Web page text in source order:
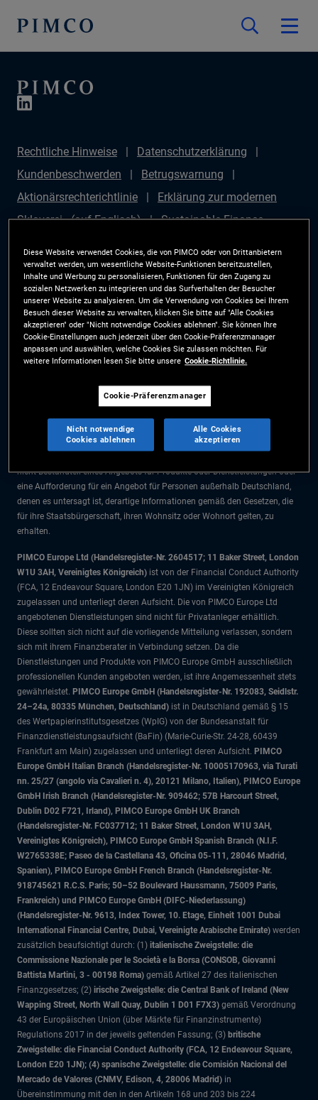
Rechtliche Hinweise
Datenschutzerklärung
Kundenbeschwerden
Betrugswarnung
Aktionärsrechterichtlinie
Erklärung zur modernen
Sklaverei - (auf Englisch)
Sustainable Finance
Anlegerrechte
Site Map
Cookie-Präferenzmanager
PIMCO ESG Rating Methodology
Die Informationen auf dieser Website sind ausschließlich für Deutsche
Staatsbürger bestimmt.
ausschließlich zu Informationszwecken und dürfen nicht als
Anlageberatung verstanden werden. Anleger sollten vor einer
Die Produkte und Dienstleistungen stehen nur Bürgern dieser
nicht Bestandteil eines Angebots für Produkte oder Dienstleistungen oder
eine Aufforderung für ein Angebot für Personen außerhalb Deutschland,
denen es untersagt ist, derartige Informationen gemäß den Gesetzen, die
für ihre Staatsbürgerschaft, ihren Wohnsitz oder Wohnort gelten, zu
erhalten.
PIMCO Europe Ltd (Handelsregister-Nr. 2604517; 11 Baker Street, London
W1U 3AH, Vereinigtes Königreich) ist von der Financial Conduct Authority
(FCA, 12 Endeavour Square, London E20 1JN) im Vereinigten Königreich
zugelassen und unterliegt deren Aufsicht. Die von PIMCO Europe Ltd
angebotenen Dienstleistungen sind nicht für Privatanleger erhältlich.
Diese sollten sich nicht auf die vorliegende Mitteilung verlassen, sondern
sich mit ihrem Finanzberater in Verbindung setzen. Da die
Dienstleistungen und Produkte von PIMCO Europe GmbH ausschließlich
professionellen Kunden angeboten werden, ist ihre Angemessenheit stets
gewährleistet. PIMCO Europe GmbH (Handelsregister-Nr. 192083, Seidlstr.
24–24a, 80335 München, Deutschland) ist in Deutschland gemäß § 15
des Wertpapierinstitutsgesetzes (WpIG) von der Bundesanstalt für
Finanzdienstleistungsaufsicht (BaFin) (Marie-Curie-Str. 24-28, 60439
Frankfurt am Main) zugelassen und unterliegt deren Aufsicht. PIMCO
Europe GmbH Italian Branch (Handelsregister-Nr. 10005170963, via Turati
nn. 25/27 (angolo via Cavalieri n. 4), 20121 Milano, Italien), PIMCO Europe
GmbH Irish Branch (Handelsregister-Nr. 909462; 57B Harcourt Street,
Dublin D02 F721, Irland), PIMCO Europe GmbH UK Branch
(Handelsregister-Nr. FC037712; 11 Baker Street, London W1U 3AH,
Vereinigtes Königreich), PIMCO Europe GmbH Spanish Branch (N.I.F.
W2765338E; Paseo de la Castellana 43, Oficina 05-111, 28046 Madrid,
Spanien), PIMCO Europe GmbH French Branch (Handelsregister-Nr.
918745621 R.C.S. Paris; 50–52 Boulevard Haussmann, 75009 Paris,
Frankreich) und PIMCO Europe GmbH (DIFC-Niederlassung)
(Handelsregister-Nr. 9613, Index Tower, 10. Etage, Einheit 1001 Dubai
International Financial Centre, Dubai, Vereinigte Arabische Emirate) werden
zusätzlich beaufsichtigt durch: (1) italienische Zweigstelle: die
Commissione Nazionale per le Società e la Borsa (CONSOB, Giovanni
Battista Martini, 3 - 00198 Roma) gemäß Artikel 27 des italienischen
Finanzgesetzes; (2) irische Zweigstelle: die Central Bank of Ireland (New
Wapping Street, North Wall Quay, Dublin 1 D01 F7X3) gemäß Verordnung
43 der Europäischen Union (über Märkte für Finanzinstrumente)
Regulations 2017 in der jeweils geltenden Fassung; (3) britische
Zweigstelle: die Financial Conduct Authority (FCA, 12 Endeavour Square,
London E20 1JN); (4) spanische Zweigstelle: die Comisión Nacional del
Mercado de Valores (CNMV, Edison, 4, 28006 Madrid) in
Übereinstimmung mit den in den Artikeln 168 und 203 bis 224
Diese Website verwendet Cookies, die von PIMCO oder von Drittanbietern
verwaltet werden, um wesentliche Website-Funktionen bereitzustellen,
Inhalte und Werbung zu personalisieren, Funktionen für den Zugang zu
sozialen Netzwerken zu integrieren und das Surfverhalten der Besucher
unserer Website zu analysieren. Um die Verwendung von Cookies bei Ihrem
Besuch dieser Website zu verwalten, klicken Sie bitte auf "Alle Cookies
akzeptieren" oder "Nicht notwendige Cookies ablehnen". Sie können Ihre
Cookie-Einstellungen auch jederzeit über den Cookie-Präferenzmanager
anpassen und auswählen, welche Cookies Sie zulassen möchten. Für
weitere Informationen lesen Sie bitte unsere Cookie-Richtlinie.
Cookie-Präferenzmanager
Nicht notwendige
Cookies ablehnen
Alle Cookies
akzeptieren